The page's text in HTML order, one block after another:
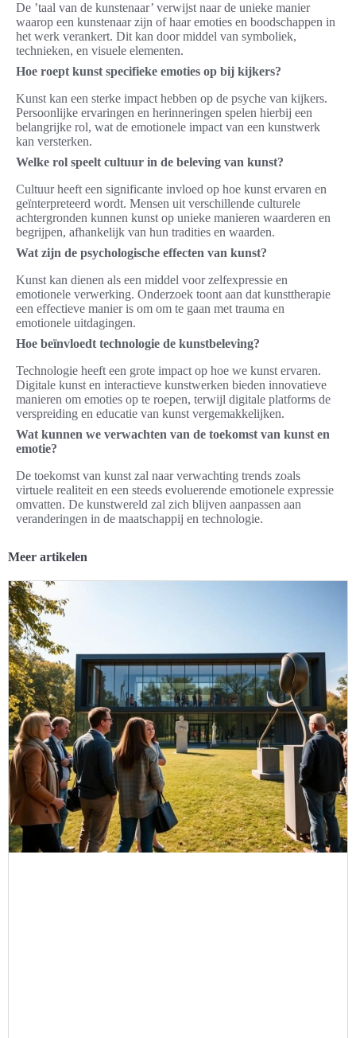
De ’taal van de kunstenaar’ verwijst naar de unieke manier
waarop een kunstenaar zijn of haar emoties en boodschappen in
het werk verankert. Dit kan door middel van symboliek,
technieken, en visuele elementen.
Hoe roept kunst specifieke emoties op bij kijkers?
Kunst kan een sterke impact hebben op de psyche van kijkers.
Persoonlijke ervaringen en herinneringen spelen hierbij een
belangrijke rol, wat de emotionele impact van een kunstwerk
kan versterken.
Welke rol speelt cultuur in de beleving van kunst?
Cultuur heeft een significante invloed op hoe kunst ervaren en
geïnterpreteerd wordt. Mensen uit verschillende culturele
achtergronden kunnen kunst op unieke manieren waarderen en
begrijpen, afhankelijk van hun tradities en waarden.
Wat zijn de psychologische effecten van kunst?
Kunst kan dienen als een middel voor zelfexpressie en
emotionele verwerking. Onderzoek toont aan dat kunsttherapie
een effectieve manier is om om te gaan met trauma en
emotionele uitdagingen.
Hoe beïnvloedt technologie de kunstbeleving?
Technologie heeft een grote impact op hoe we kunst ervaren.
Digitale kunst en interactieve kunstwerken bieden innovatieve
manieren om emoties op te roepen, terwijl digitale platforms de
verspreiding en educatie van kunst vergemakkelijken.
Wat kunnen we verwachten van de toekomst van kunst en
emotie?
De toekomst van kunst zal naar verwachting trends zoals
virtuele realiteit en een steeds evoluerende emotionele expressie
omvatten. De kunstwereld zal zich blijven aanpassen aan
veranderingen in de maatschappij en technologie.
Meer artikelen